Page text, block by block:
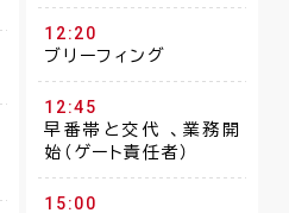
12:20
ブリーフィング
12:45
早番帯と交代 、業務開
始（ゲート責任者）
15:00